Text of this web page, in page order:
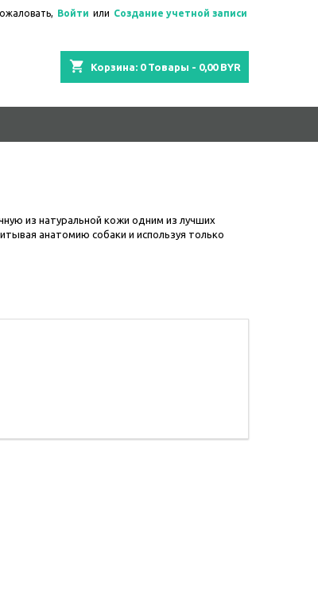
Войти или Создание учетной записи
shopping_cart Корзина: 0Товары - 0,00 BYR
из натуральной кожи одним из лучших
анатомию собаки и используя только